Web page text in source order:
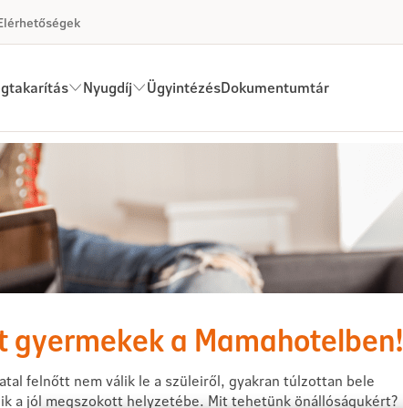
Nyugdíj ÜgyintézésDokumentumtár
gyermekek a Mamahotelben!
felnőtt nem válik le a szüleiről, gyakran túlzottan bele
a jól megszokott helyzetébe. Mit tehetünk önállóságukért?